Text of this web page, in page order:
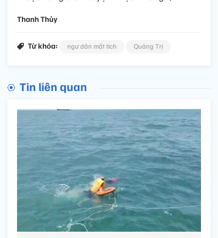
Thanh Thủy
Từ khóa: ngư dân mất tích Quảng Trị
Tin liên quan